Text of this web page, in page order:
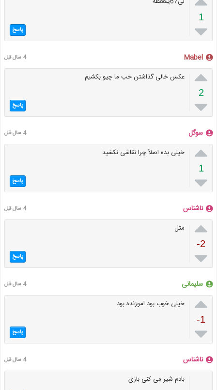
1
 پاسخ
Mabel 4 سال قبل

2

عکس خالی گذاشتن خب ما چیو بکشیم
پاسخ
سوگل 4 سال قبل

1

خیلی بده اصلأ چرا نقاشی نکشید
پاسخ
ناشناس 4 سال قبل

-2

مثل
پاسخ
سلیمانی 4 سال قبل

-1

خیلی خوب بود اموزنده بود
پاسخ
ناشناس 4 سال قبل
بادم شیر می کنی بازی